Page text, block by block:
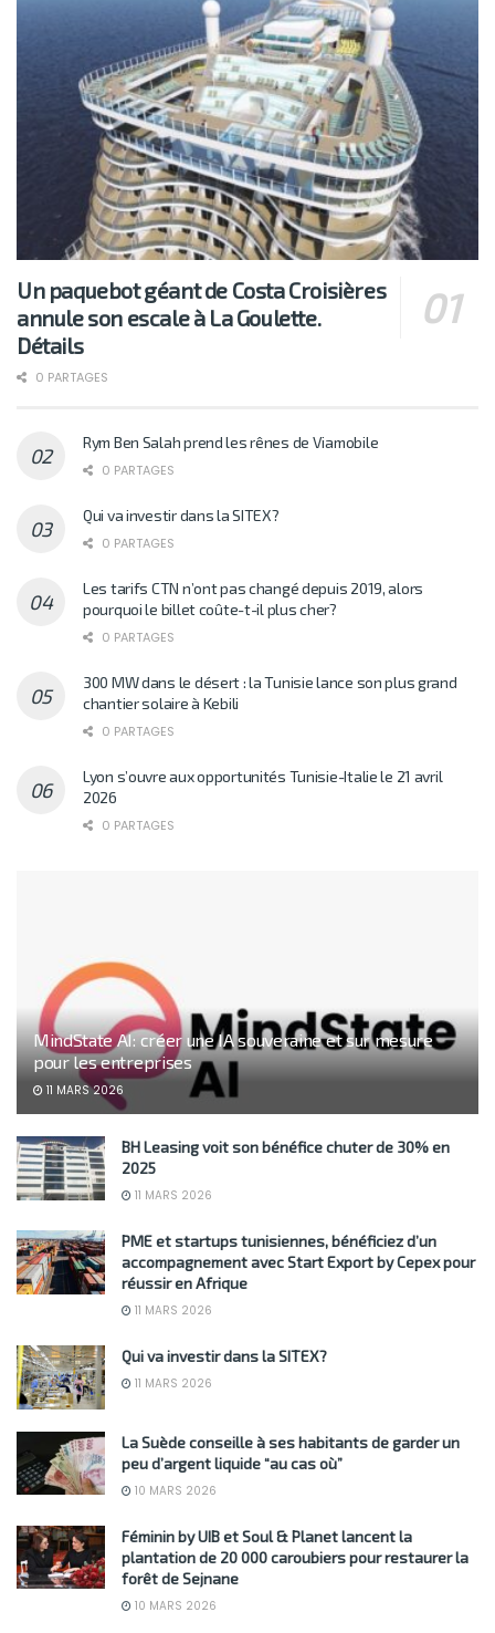
Un paquebot géant de Costa Croisières
annule son escale à La Goulette.
Détails
0 PARTAGES
Rym Ben Salah prend les rênes de Viamobile
0 PARTAGES
Qui va investir dans la SITEX?
0 PARTAGES
Les tarifs CTN n’ont pas changé depuis 2019, alors
pourquoi le billet coûte-t-il plus cher?
0 PARTAGES
300 MW dans le désert : la Tunisie lance son plus grand
chantier solaire à Kebili
0 PARTAGES
Lyon s’ouvre aux opportunités Tunisie-Italie le 21 avril
2026
0 PARTAGES
MindState AI: créer une IA souveraine et sur mesure
pour les entreprises
11 MARS 2026
BH Leasing voit son bénéfice chuter de 30% en
2025
11 MARS 2026
PME et startups tunisiennes, bénéficiez d’un
accompagnement avec Start Export by Cepex pour
réussir en Afrique
11 MARS 2026
Qui va investir dans la SITEX?
11 MARS 2026
La Suède conseille à ses habitants de garder un
peu d’argent liquide “au cas où”
10 MARS 2026
Féminin by UIB et Soul & Planet lancent la
plantation de 20 000 caroubiers pour restaurer la
forêt de Sejnane
10 MARS 2026